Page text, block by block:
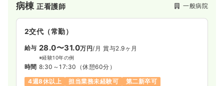
水戸市民に医療貢献をしています。患者様の為に、過ごしやす
い環境づくりやスタッフが各専門分野でトップクラスになれる
ように目指しています。
病棟正看護師 一般病院
2交代（常勤）
給与 28.0〜31.0万円/月 賞与2.9ヶ月
※経験10年の例
時間 8:30～17:30 （休憩60分）
4週8休以上
担当業務未経験可
第二新卒可